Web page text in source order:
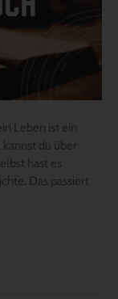
Leben ist ein
du über
hast es
Das passiert